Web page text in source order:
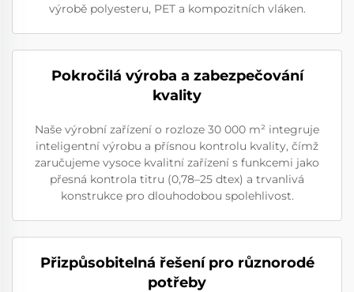
výrobě polyesteru, PET a kompozitních vláken.
Pokročilá výroba a zabezpečování
kvality
Naše výrobní zařízení o rozloze 30 000 m² integruje
inteligentní výrobu a přísnou kontrolu kvality, čímž
zaručujeme vysoce kvalitní zařízení s funkcemi jako
přesná kontrola titru (0,78–25 dtex) a trvanlivá
konstrukce pro dlouhodobou spolehlivost.
Přizpůsobitelná řešení pro různorodé
potřeby